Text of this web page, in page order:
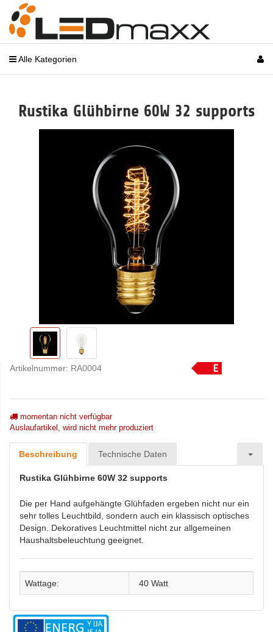
Alle Kategorien
Rustika Glühbirne 60W 32 supports
Artikelnummer: RA0004
momentan nicht verfügbar
Auslaufartikel, wird nicht mehr produziert
Beschreibung Technische Daten
Rustika Glühbirne 60W 32 supports
Die per Hand aufgehängte Glühfaden ergeben nicht nur ein
sehr tolles Leuchtbild, sondern auch ein klassisch optisches
Design. Dekoratives Leuchtmittel nicht zur allgemeinen
Haushaltsbeleuchtung geeignet.
Wattage: 40 Watt